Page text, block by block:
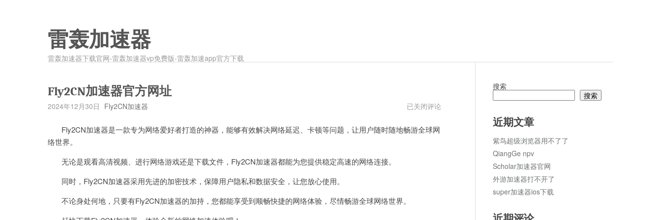
雷轰加速器
雷轰加速器下载官网-雷轰加速器vp免费版-雷轰加速app官方下载
Fly2CN加速器官方网址
2024年12月30日 Fly2CN加速器
Fly2CN
器
已关闭评论
Fly2CN加速器是一款专为网络爱好者打造的神器，能够有效解决网络延迟、卡顿等问题，让用户随时随地畅游全球网
络世界。
无论是观看高清视频、进行网络游戏还是下载文件，Fly2CN加速器都能为您提供稳定高速的网络连接。
同时，Fly2CN加速器采用先进的加密技术，保障用户隐私和数据安全，让您放心使用。
不论身处何地，只要有Fly2CN加速器的加持，您都能享受到顺畅快捷的网络体验，尽情畅游全球网络世界。
搜索
搜索
近期文章
紫鸟超级浏览器用不了了
QiangGe npv
Scholar加速器官网
外游加速器打不开了
super加速器ios下载